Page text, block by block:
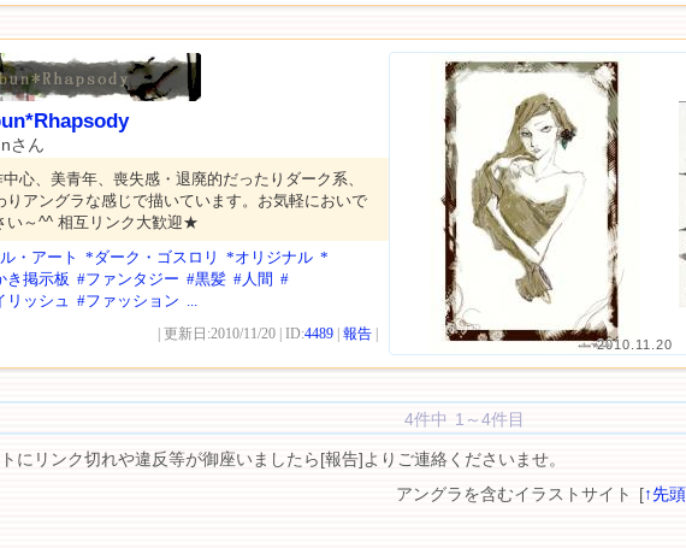
2010.11.20
さん
中心、美青年、喪失感・退廃的だったりダーク系、
りアングラな感じで描いています。お気軽においで
い～^^ 相互リンク大歓迎★
・アート *ダーク・ゴスロリ *オリジナル *
き掲示板 #ファンタジー #黒髪 #人間 #
リッシュ #ファッション ...
| 更新日:2010/11/20 | ID:4489 報告
4件中 1～4件目
にリンク切れや違反等が御座いましたら[報告]よりご連絡くださいませ。
アングラを含むイラストサイト [↑先